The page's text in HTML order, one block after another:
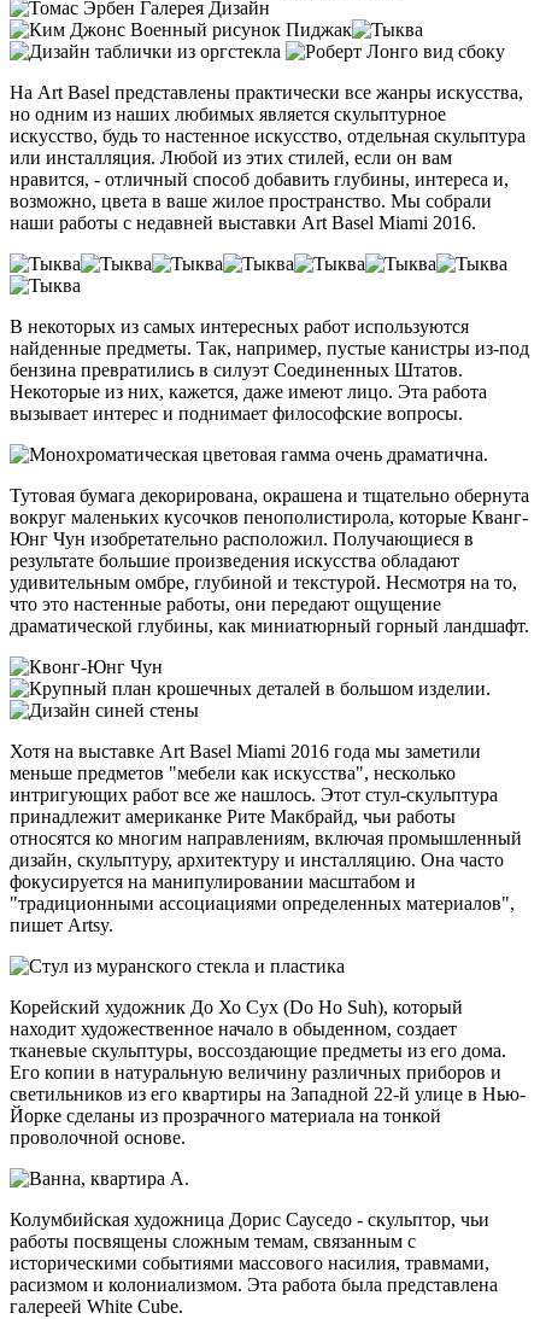
На Art Basel представлены практически все жанры искусства,
но одним из наших любимых является скульптурное
искусство, будь то настенное искусство, отдельная скульптура
или инсталляция. Любой из этих стилей, если он вам
нравится, - отличный способ добавить глубины, интереса и,
возможно, цвета в ваше жилое пространство. Мы собрали
наши работы с недавней выставки Art Basel Miami 2016.
В некоторых из самых интересных работ используются
найденные предметы. Так, например, пустые канистры из-под
бензина превратились в силуэт Соединенных Штатов.
Некоторые из них, кажется, даже имеют лицо. Эта работа
вызывает интерес и поднимает философские вопросы.
Тутовая бумага декорирована, окрашена и тщательно обернута
вокруг маленьких кусочков пенополистирола, которые Кванг-
Юнг Чун изобретательно расположил. Получающиеся в
результате большие произведения искусства обладают
удивительным омбре, глубиной и текстурой. Несмотря на то,
что это настенные работы, они передают ощущение
драматической глубины, как миниатюрный горный ландшафт.
Хотя на выставке Art Basel Miami 2016 года мы заметили
меньше предметов "мебели как искусства", несколько
интригующих работ все же нашлось. Этот стул-скульптура
принадлежит американке Рите Макбрайд, чьи работы
относятся ко многим направлениям, включая промышленный
дизайн, скульптуру, архитектуру и инсталляцию. Она часто
фокусируется на манипулировании масштабом и
"традиционными ассоциациями определенных материалов",
пишет Artsy.
Корейский художник До Хо Сух (Do Ho Suh), который
находит художественное начало в обыденном, создает
тканевые скульптуры, воссоздающие предметы из его дома.
Его копии в натуральную величину различных приборов и
светильников из его квартиры на Западной 22-й улице в Нью-
Йорке сделаны из прозрачного материала на тонкой
проволочной основе.
Колумбийская художница Дорис Сауседо - скульптор, чьи
работы посвящены сложным темам, связанным с
историческими событиями массового насилия, травмами,
расизмом и колониализмом. Эта работа была представлена
галереей White Cube.